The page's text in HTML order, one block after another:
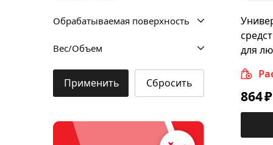
и сортировки мусора
Моющие средства
Мытье окон и вертикальных
для
864₽
Обрабатываемая поверхность
Вес/Объем
Применить Сбросить